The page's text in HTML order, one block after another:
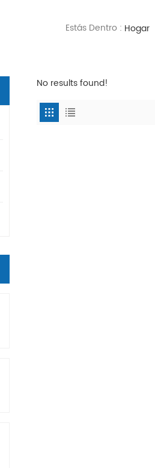
Estás Dentro : Hogar
No results found!